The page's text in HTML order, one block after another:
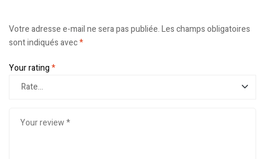
Votre adresse e-mail ne sera pas publiée.Les champs obligatoires
sont indiqués avec*
Your rating*